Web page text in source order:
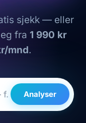
sjekk — eller
fra 1 990 kr
mnd.
Analyser